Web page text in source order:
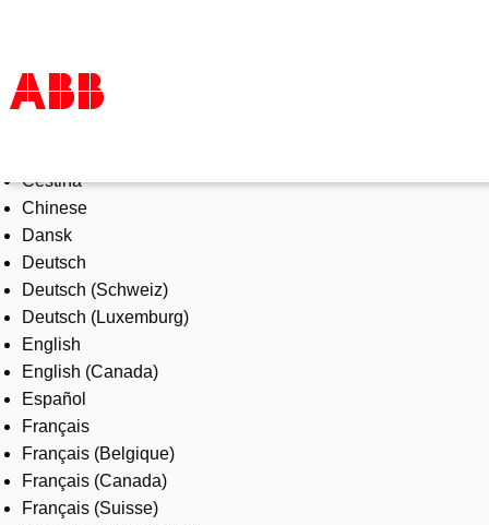
Products & Solutions
Industries
Services
About us
Where to buy
Contact us
Careers
Čeština
Chinese
Dansk
Deutsch
Deutsch (Schweiz)
Deutsch (Luxemburg)
English
English (Canada)
Español
Français
Français (Belgique)
Français (Canada)
Français (Suisse)